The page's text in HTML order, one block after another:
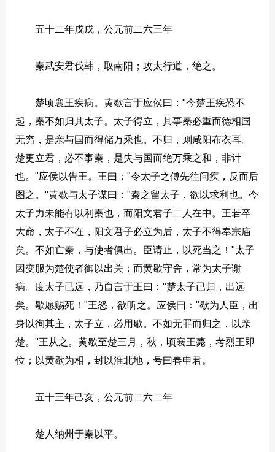
五十二年戊戌，公元前二六三年
秦武安君伐韩，取南阳；攻太行道，绝之。
楚顷襄王疾病。黄歇言于应侯曰："今楚王疾恐不
起，秦不如归其太子。太子得立，其事秦必重而德相国
无穷，是亲与国而得储万乘也。不归，则咸阳布衣耳。
楚更立君，必不事秦，是失与国而绝万乘之和，非计
也。"应侯以告王。王曰："令太子之傅先往问疾，反而后
图之。"黄歇与太子谋曰："秦之留太子，欲以求利也。今
太子力未能有以利秦也，而阳文君子二人在中。王若卒
大命，太子不在，阳文君子必立为后，太子不得奉宗庙
矣。不如亡秦，与使者俱出。臣请止，以死当之！"太子
因变服为楚使者御以出关；而黄歇守舍，常为太子谢
病。度太子已远，乃自言于王曰："楚太子已归，出远
矣。歇愿赐死！"王怒，欲听之。应侯曰："歇为人臣，出
身以徇其主，太子立，必用歇。不如无罪而归之，以亲
楚。"王从之。黄歇至楚三月，秋，顷襄王薨，考烈王即
位；以黄歇为相，封以淮北地，号曰春申君。
五十三年己亥，公元前二六二年
楚人纳州于秦以平。